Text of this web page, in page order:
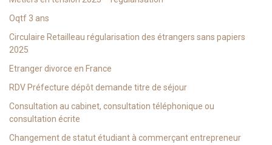
Oqtf 3 ans
Circulaire Retailleau régularisation des étrangers sans papiers
2025
Etranger divorce en France
RDV Préfecture dépôt demande titre de séjour
Consultation au cabinet, consultation téléphonique ou
consultation écrite
Changement de statut étudiant à commerçant entrepreneur